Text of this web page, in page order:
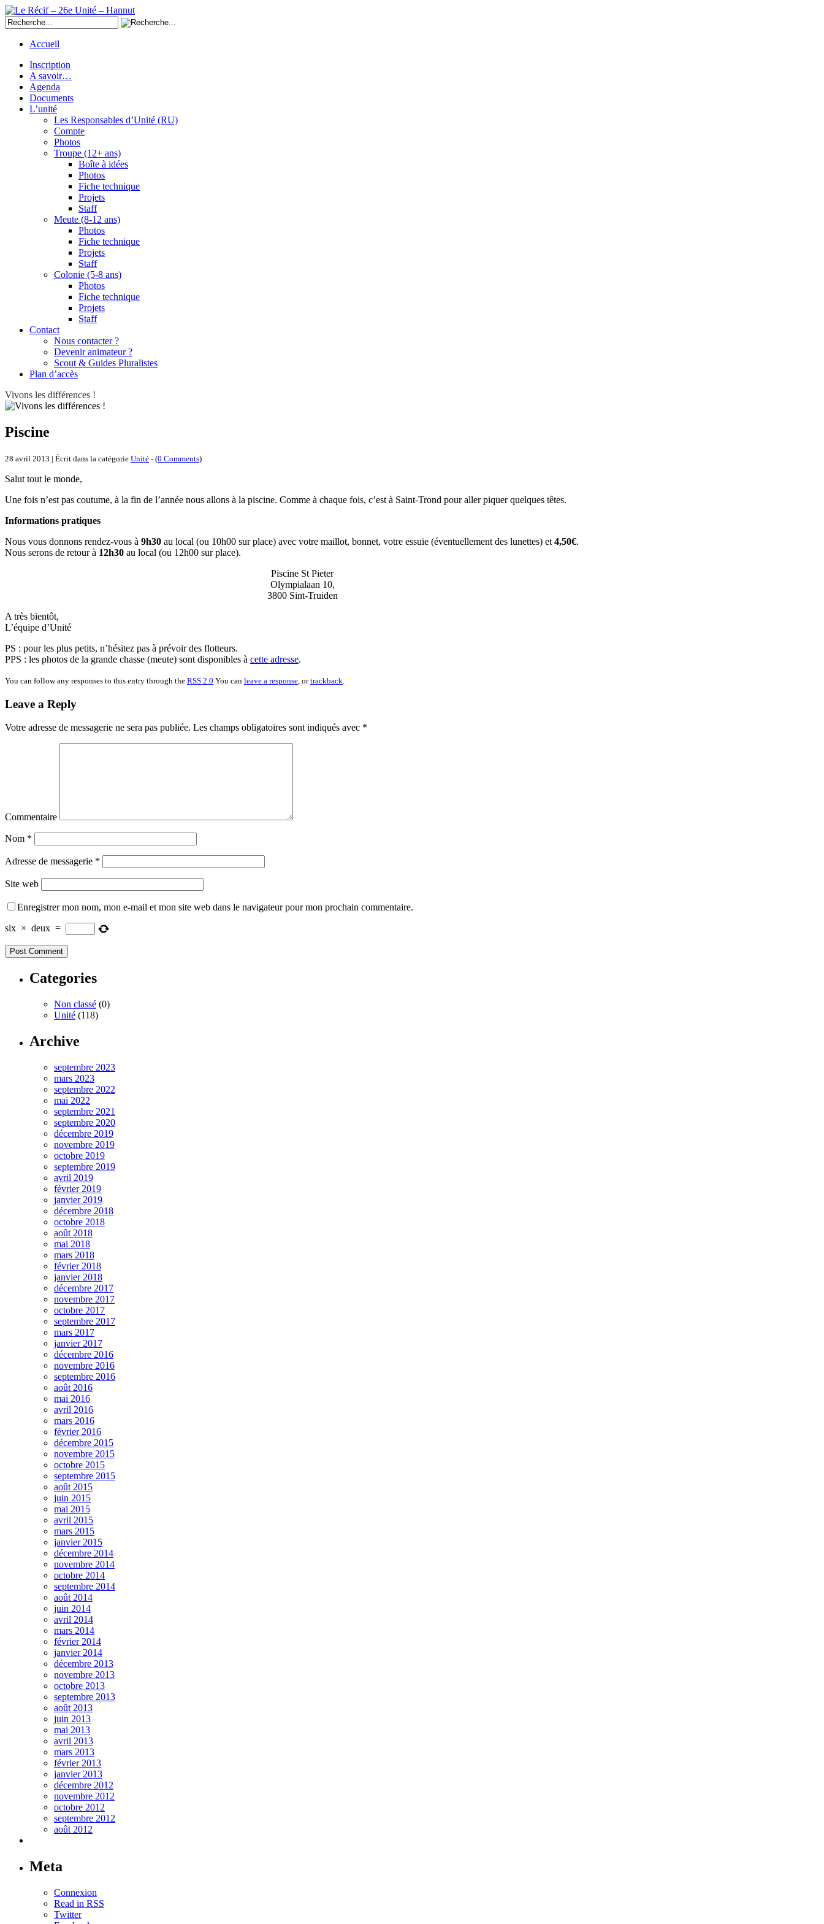
Accueil
Inscription
A savoir…
Agenda
Documents
L’unité
Les Responsables d’Unité (RU)
Compte
Photos
Troupe (12+ ans)
Boîte à idées
Photos
Fiche technique
Projets
Staff
Meute (8-12 ans)
Photos
Fiche technique
Projets
Staff
Colonie (5-8 ans)
Photos
Fiche technique
Projets
Staff
Contact
Nous contacter ?
Devenir animateur ?
Scout & Guides Pluralistes
Plan d’accès
Vivons les différences !
Piscine
28 avril 2013 | Écrit dans la catégorie Unité - (0 Comments)
Salut tout le monde,
Une fois n’est pas coutume, à la fin de l’année nous allons à la piscine. Comme à chaque fois, c’est à Saint-Trond pour aller piquer quelques têtes.
Informations pratiques
Nous vous donnons rendez-vous à 9h30 au local (ou 10h00 sur place) avec votre maillot, bonnet, votre essuie (éventuellement des lunettes) et 4,50€.
Nous serons de retour à 12h30 au local (ou 12h00 sur place).
Piscine St Pieter
Olympialaan 10,
3800 Sint-Truiden
A très bientôt,
L’équipe d’Unité
PS : pour les plus petits, n’hésitez pas à prévoir des flotteurs.
PPS : les photos de la grande chasse (meute) sont disponibles à cette adresse.
You can follow any responses to this entry through the RSS 2.0 You can leave a response , ortrackback
Leave a Reply
Votre adresse de messagerie ne sera pas publiée. Les champs obligatoires sont indiqués avec *
Commentaire
Nom *
Adresse de messagerie *
Site web
Enregistrer mon nom, mon e-mail et mon site web dans le navigateur pour mon prochain commentaire.
six × deux =
Categories
Non classé (0)
Unité (118)
Archive
septembre 2023
mars 2023
septembre 2022
mai 2022
septembre 2021
septembre 2020
décembre 2019
novembre 2019
octobre 2019
septembre 2019
avril 2019
février 2019
janvier 2019
décembre 2018
octobre 2018
août 2018
mai 2018
mars 2018
février 2018
janvier 2018
décembre 2017
novembre 2017
octobre 2017
septembre 2017
mars 2017
janvier 2017
décembre 2016
novembre 2016
septembre 2016
août 2016
mai 2016
avril 2016
mars 2016
février 2016
décembre 2015
novembre 2015
octobre 2015
septembre 2015
août 2015
juin 2015
mai 2015
avril 2015
mars 2015
janvier 2015
décembre 2014
novembre 2014
octobre 2014
septembre 2014
août 2014
juin 2014
avril 2014
mars 2014
février 2014
janvier 2014
décembre 2013
novembre 2013
octobre 2013
septembre 2013
août 2013
juin 2013
mai 2013
avril 2013
mars 2013
février 2013
janvier 2013
décembre 2012
novembre 2012
octobre 2012
septembre 2012
août 2012
Meta
Connexion
Read in RSS
Twitter